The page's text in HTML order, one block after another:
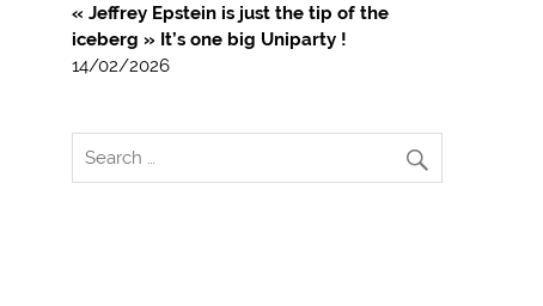
« Jeffrey Epstein is just the tip of the
iceberg » It’s one big Uniparty !
14/02/2026